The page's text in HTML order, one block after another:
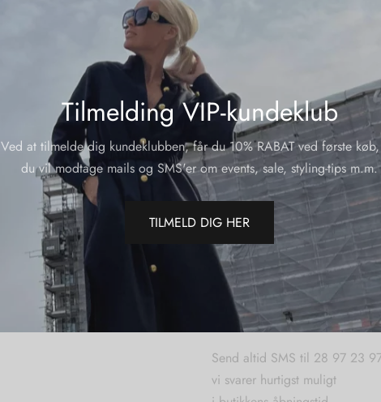
Tilmelding VIP-kundeklub
Ved at tilmelde dig kundeklubben, får du 10% RABAT ved første
du vil modtage mails og SMS'er om events, sale, styling-tips m.m.
TILMELD DIG HER
SPØRGSMÅL
Send altid SMS til 28 97 23
vi svarer hurtigst muligt